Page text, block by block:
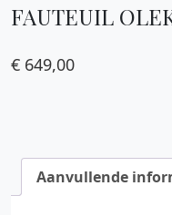
FAUTEUIL
€ 649,00
Aanvullende